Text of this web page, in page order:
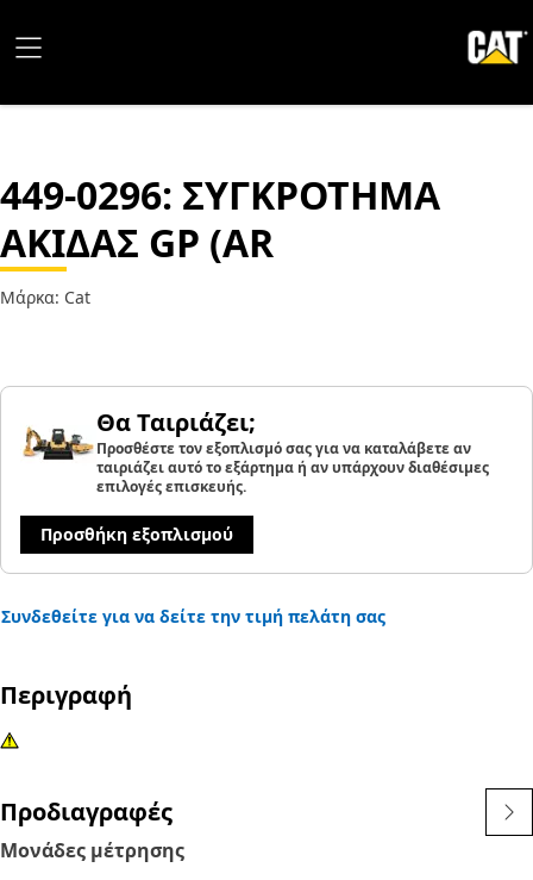
449-0296: ΣΥΓΚΡΟΤΗΜΑ
ΑΚΙΔΑΣ GP (AR
Μάρκα: Cat
Θα Ταιριάζει;
Προσθέστε τον εξοπλισμό σας για να καταλάβετε αν
ταιριάζει αυτό το εξάρτημα ή αν υπάρχουν διαθέσιμες
επιλογές επισκευής.
Προσθήκη εξοπλισμού
Συνδεθείτε για να δείτε την τιμή πελάτη σας
Περιγραφή
Προδιαγραφές
Μονάδες μέτρησης